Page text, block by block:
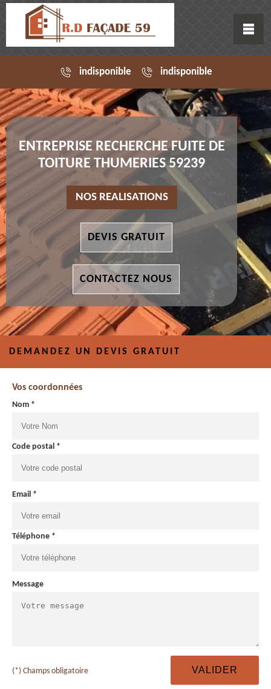
indisponible indisponible
ENTREPRISE RECHERCHE FUITE DE
TOITURE THUMERIES 59239
NOS REALISATIONS
DEVIS GRATUIT
CONTACTEZ NOUS
DEMANDEZ UN DEVIS GRATUIT
Vos coordonnées
Nom *
Code postal *
Email *
Téléphone *
Message
(*) Champs obligatoire